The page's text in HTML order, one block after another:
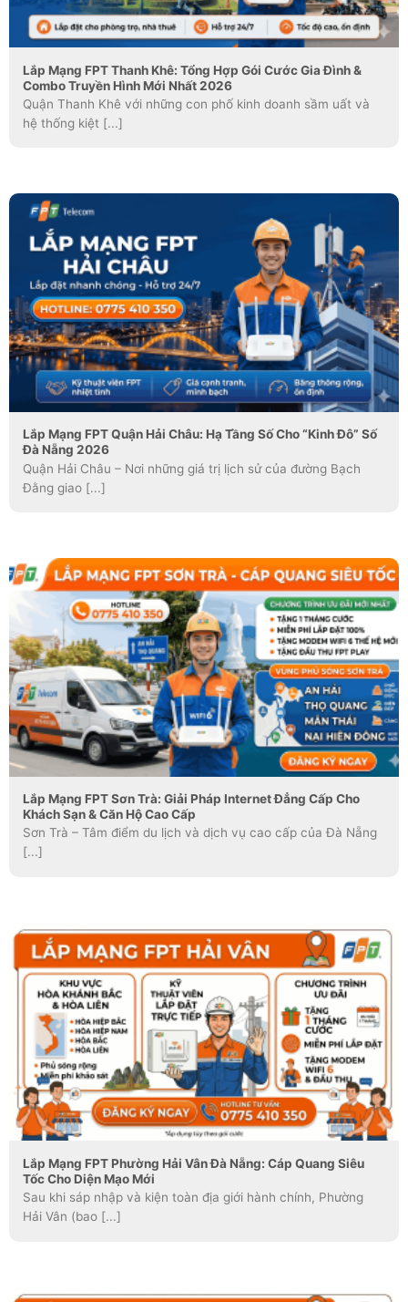
Lắp Mạng FPT Thanh Khê: Tổng Hợp Gói Cước Gia Đình &
Combo Truyền Hình Mới Nhất 2026
Quận Thanh Khê với những con phố kinh doanh sầm uất và
hệ thống kiệt [...]
Lắp Mạng FPT Quận Hải Châu: Hạ Tầng Số Cho “Kinh Đô” Số
Đà Nẵng 2026
Quận Hải Châu – Nơi những giá trị lịch sử của đường Bạch
Đằng giao [...]
Lắp Mạng FPT Sơn Trà: Giải Pháp Internet Đẳng Cấp Cho
Khách Sạn & Căn Hộ Cao Cấp
Sơn Trà – Tâm điểm du lịch và dịch vụ cao cấp của Đà Nẵng
[...]
Lắp Mạng FPT Phường Hải Vân Đà Nẵng: Cáp Quang Siêu
Tốc Cho Diện Mạo Mới
Sau khi sáp nhập và kiện toàn địa giới hành chính, Phường
Hải Vân (bao [...]